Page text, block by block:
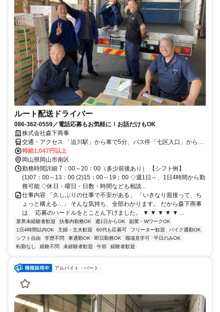
ルート配送ドライバー
086-362-0559／電話応募もお気軽に！お話だけもOK
株式会社森下商事
交通・アクセス 「迫川駅」から車で5分、バス停「七区入口」から徒
歩5分
時給1,047円以上
岡山県岡山市南区
勤務時間詳細 7：00～20：00（多少前後あり） 【シフト例】
(1)07：00～13：00 (2)15：00～19：00 ◇週1日～、1日4時間から勤
務可能 ◇休日・曜日・日数・時間なども相談...
仕事内容 「久しぶりの仕事で不安がある」 「いきなり面接って、ち
ょっと構える…」 そんな気持ち、全部わかります。 だから森下商事
は、 応募のハードルをとことん下げました。 ▼ ▼ ▼ ▼ ▼ ...
業界未経験者歓迎 扶養内勤務OK 週1日からOK
副業・WワークOK
1日4時間以内OK
主婦・主夫歓迎 60代も応募可 フリーター歓迎
バイク通勤OK
シフト自由
学歴不問 車通勤OK 即日勤務OK 職場見学可
平日のみOK
転勤なし
経験不問 未経験者歓迎 午前 経験者歓迎
アルバイト・パート